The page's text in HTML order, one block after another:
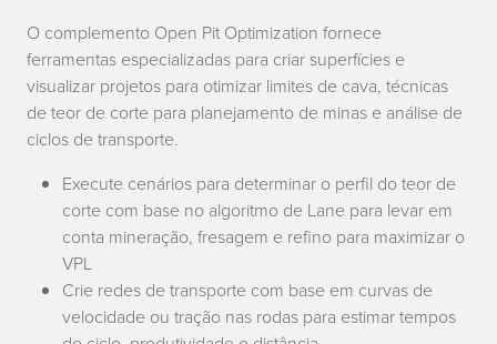
O complemento Open Pit Optimization fornece
ferramentas especializadas para criar superfícies e
visualizar projetos para otimizar limites de cava, técnicas
de teor de corte para planejamento de minas e análise de
ciclos de transporte.
Execute cenários para determinar o perfil do teor de
corte com base no algoritmo de Lane para levar em
conta mineração, fresagem e refino para maximizar o
VPL
Crie redes de transporte com base em curvas de
velocidade ou tração nas rodas para estimar tempos